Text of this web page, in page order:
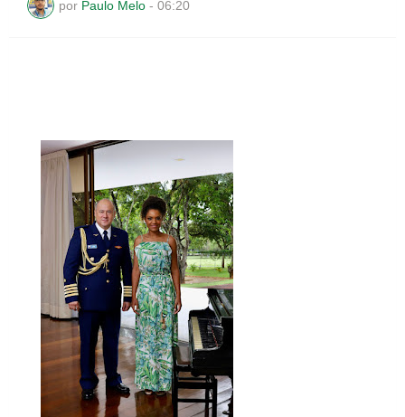
por Paulo Melo - 06:20